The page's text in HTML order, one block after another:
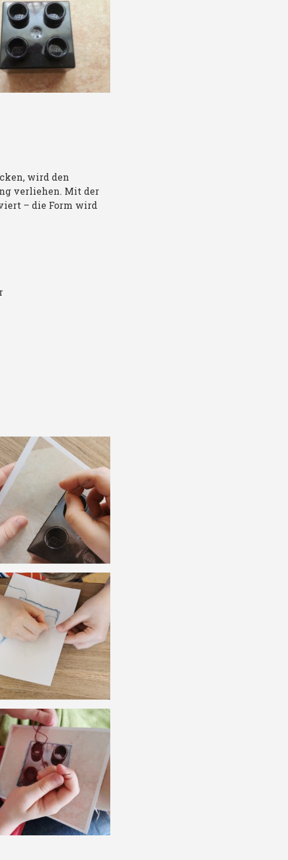
wird den
verliehen. Mit der
– die Form wird